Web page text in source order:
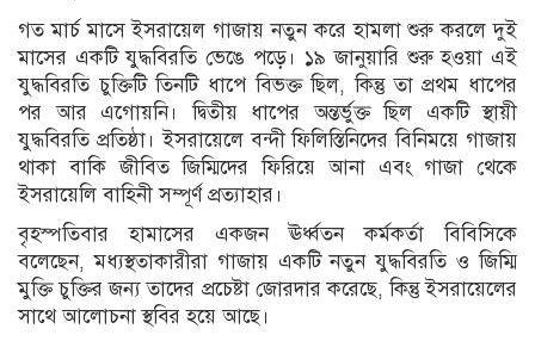
গত মার্চ মাসে ইসরায়েল গাজায় নতুন করে হামলা শুরু করলে দুই
মাসের একটি যুদ্ধবিরতি ভেঙে পড়ে। ১৯ জানুয়ারি শুরু হওয়া এই
যুদ্ধবিরতি চুক্তিটি তিনটি ধাপে বিভক্ত ছিল, কিন্তু তা প্রথম ধাপের
পর আর এগোয়নি। দ্বিতীয় ধাপের অন্তর্ভুক্ত ছিল একটি স্থায়ী
যুদ্ধবিরতি প্রতিষ্ঠা। ইসরায়েলে বন্দী ফিলিস্তিনিদের বিনিময়ে গাজায়
থাকা বাকি জীবিত জিম্মিদের ফিরিয়ে আনা এবং গাজা থেকে
ইসরায়েলি বাহিনী সম্পূর্ণ প্রত্যাহার।
বৃহস্পতিবার হামাসের একজন ঊর্ধ্বতন কর্মকর্তা বিবিসিকে
বলেছেন, মধ্যস্থতাকারীরা গাজায় একটি নতুন যুদ্ধবিরতি ও জিম্মি
মুক্তি চুক্তির জন্য তাদের প্রচেষ্টা জোরদার করেছে, কিন্তু ইসরায়েলের
সাথে আলোচনা স্থবির হয়ে আছে।